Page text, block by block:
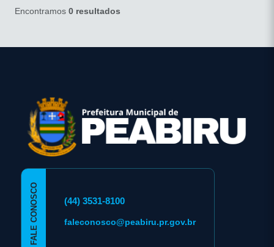
Encontramos 0 resultados
FALE CONOSCO (44) 3531-8100
faleconosco@peabiru.pr.gov.br